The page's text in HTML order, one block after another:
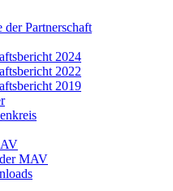
der Partnerschaft
2024
2022
2019
MAV